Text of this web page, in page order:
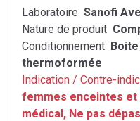
Laboratoire Sanofi
Nature de produit
Conditionnement
thermoformée
Indication / Contre-
femmes enceintes
médical, Ne pas